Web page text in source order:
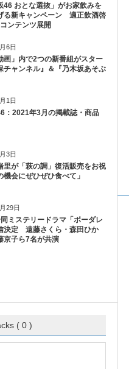
46 おとな選抜」がお家飲みを
る新キャンペーン 適正飲酒啓
ンテンツ展開
6日
画」内で2つの新番組がスター
チャンネル』＆『乃木坂あそぶ
1日
：2021年3月の掲載誌・商品
3日
里が「萩の調」復活販売をお祝
機会にぜひぜひ食べて」
29日
ミステリードラマ「ボーダレ
決定 遠藤さくら・森田ひか
京子ら7名が共演
( 0 )